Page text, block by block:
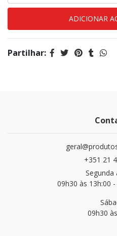
Partilhar:
+351 21
Segunda
09h30 às 13h:00
09h30